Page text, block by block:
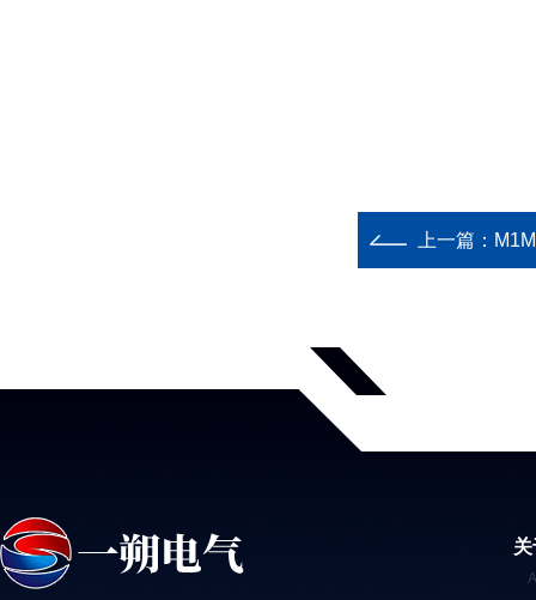
上一篇：